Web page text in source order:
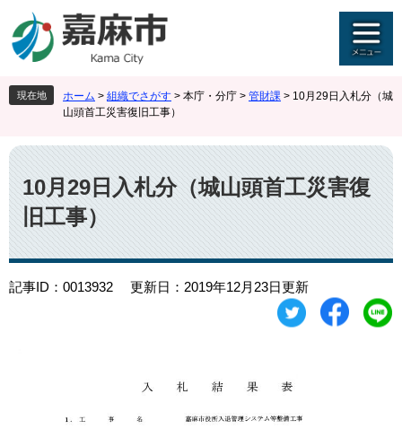
ジ
先
頭
。
ュ
を
飛
て
本
文
へ
現在地 ホーム > 組織でさがす > 本庁・分庁 > 管財課 > 10月29日入札分（城
山頭首工災害復旧工事）
本
文
10月29日入札分（城山頭首工災害復
旧工事）
記事ID：0013932 更新日：2019年12月23日更新